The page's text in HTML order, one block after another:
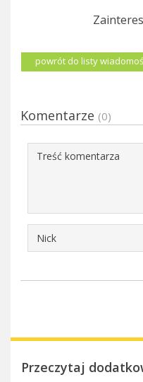
powrót do listy
Komentarze (0)
Przeczytaj